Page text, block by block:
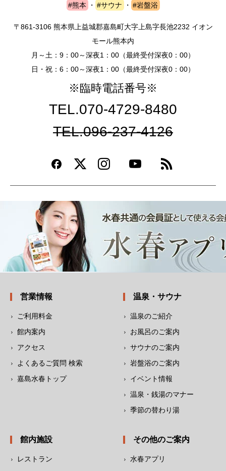
#熊本 ・ #サウナ ・ #岩盤浴
〒861-3106 熊本県上益城郡嘉島町大字上島字長池2232 イオン
モール熊本内
月～土：9：00～深夜1：00（最終受付深夜0：00）
日・祝：6：00～深夜1：00（最終受付深夜0：00）
※臨時電話番号※
TEL.070-4729-8480
TEL.096-237-4126
営業情報
ご利用料金
館内案内
アクセス
よくあるご質問 検索
嘉島水春トップ
温泉・サウナ
温泉のご紹介
お風呂のご案内
サウナのご案内
岩盤浴のご案内
イベント情報
温泉・銭湯のマナー
季節の替わり湯
館内施設
レストラン
その他のご案内
水春アプリ